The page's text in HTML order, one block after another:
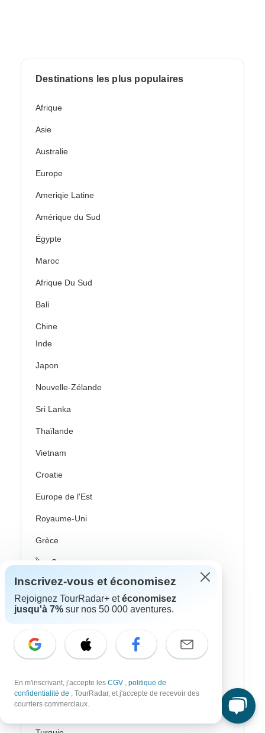
Destinations les plus populaires
Afrique
Asie
Australie
Europe
Ameriqie Latine
Amérique du Sud
Égypte
Maroc
Afrique Du Sud
Bali
Chine
Inde
Japon
Nouvelle-Zélande
Sri Lanka
Thaïlande
Vietnam
Croatie
Europe de l'Est
Royaume-Uni
Grèce
Îles Grecques
Islande
Irlande
Pays nordiques / Scandinavie
Écosse
Inscrivez-vous et économisez
Rejoignez TourRadar+ etéconomisez
jusqu'à 7% sur nos 50 000 aventures.
En m'inscrivant, j'accepte les CGV , politique de
confidentialité de , TourRadar, et j'accepte de recevoir des
courriers commerciaux.